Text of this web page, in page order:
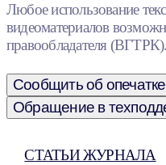
Любое использование
видеоматериалов
правообладателя (ВГТРК).
Сообщить об опечатке
Обращение в
СТАТЬИ ЖУРНАЛА